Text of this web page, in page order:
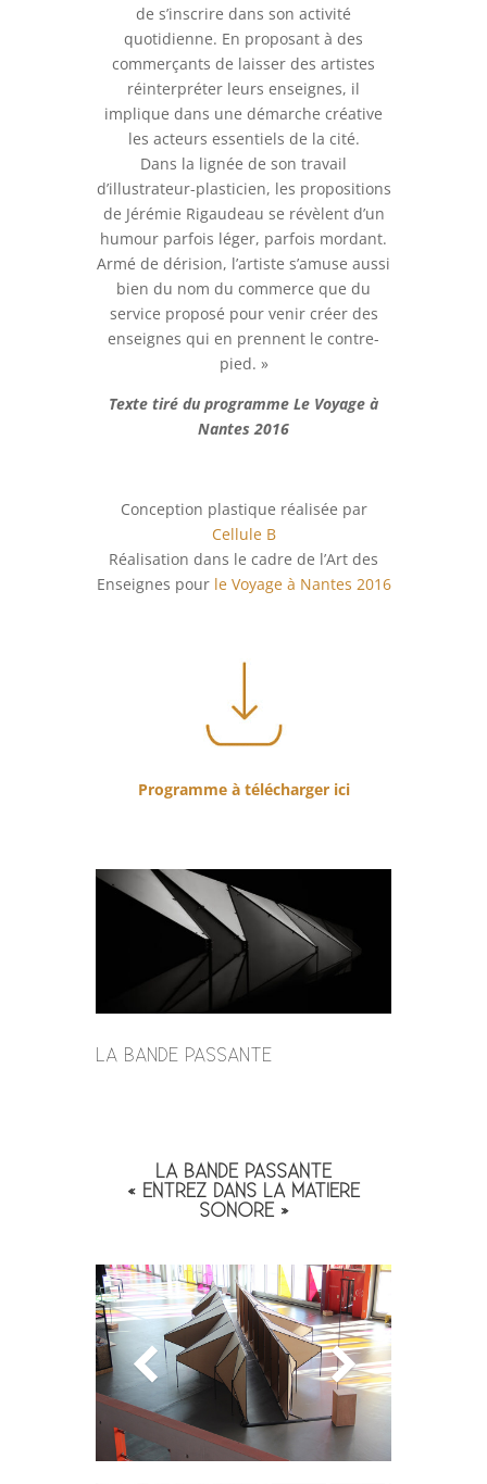
de s’inscrire dans son activité
quotidienne. En proposant à des
commerçants de laisser des artistes
réinterpréter leurs enseignes, il
implique dans une démarche créative
les acteurs essentiels de la cité.
Dans la lignée de son travail
d’illustrateur-plasticien, les propositions
de Jérémie Rigaudeau se révèlent d’un
humour parfois léger, parfois mordant.
Armé de dérision, l’artiste s’amuse aussi
bien du nom du commerce que du
service proposé pour venir créer des
enseignes qui en prennent le contre-
pied. »
Texte tiré du programme Le Voyage à
Nantes 2016
Conception plastique réalisée par
Cellule B
Réalisation dans le cadre de l’Art des
Enseignes pour le Voyage à Nantes 2016
Programme à télécharger ici
LA BANDE PASSANTE
LA BANDE PASSANTE
« ENTREZ DANS LA MATIERE
SONORE »